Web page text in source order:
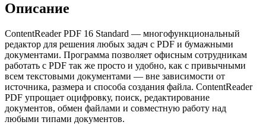
Описание
ContentReader PDF 16 Standard — многофункциональный
редактор для решения любых задач с PDF и бумажными
документами. Программа позволяет офисным сотрудникам
работать с PDF так же просто и удобно, как с привычными
всем текстовыми документами — вне зависимости от
источника, размера и способа создания файла. ContentReader
PDF упрощает оцифровку, поиск, редактирование
документов, обмен файлами и совместную работу над
любыми типами документов.